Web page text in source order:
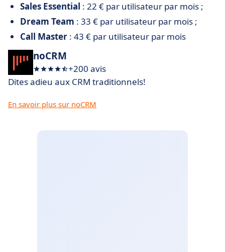
Sales Essential : 22 € par utilisateur par mois ;
Dream Team : 33 € par utilisateur par mois ;
Call Master : 43 € par utilisateur par mois
noCRM
+200 avis
Dites adieu aux CRM traditionnels!
En savoir plus sur noCRM